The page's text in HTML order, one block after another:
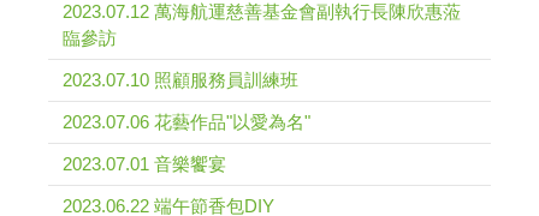
2023.07.12 萬海航運慈善基金會副執行長陳欣惠蒞
臨參訪
2023.07.10 照顧服務員訓練班
2023.07.06 花藝作品"以愛為名"
2023.07.01 音樂饗宴
2023.06.22 端午節香包DIY